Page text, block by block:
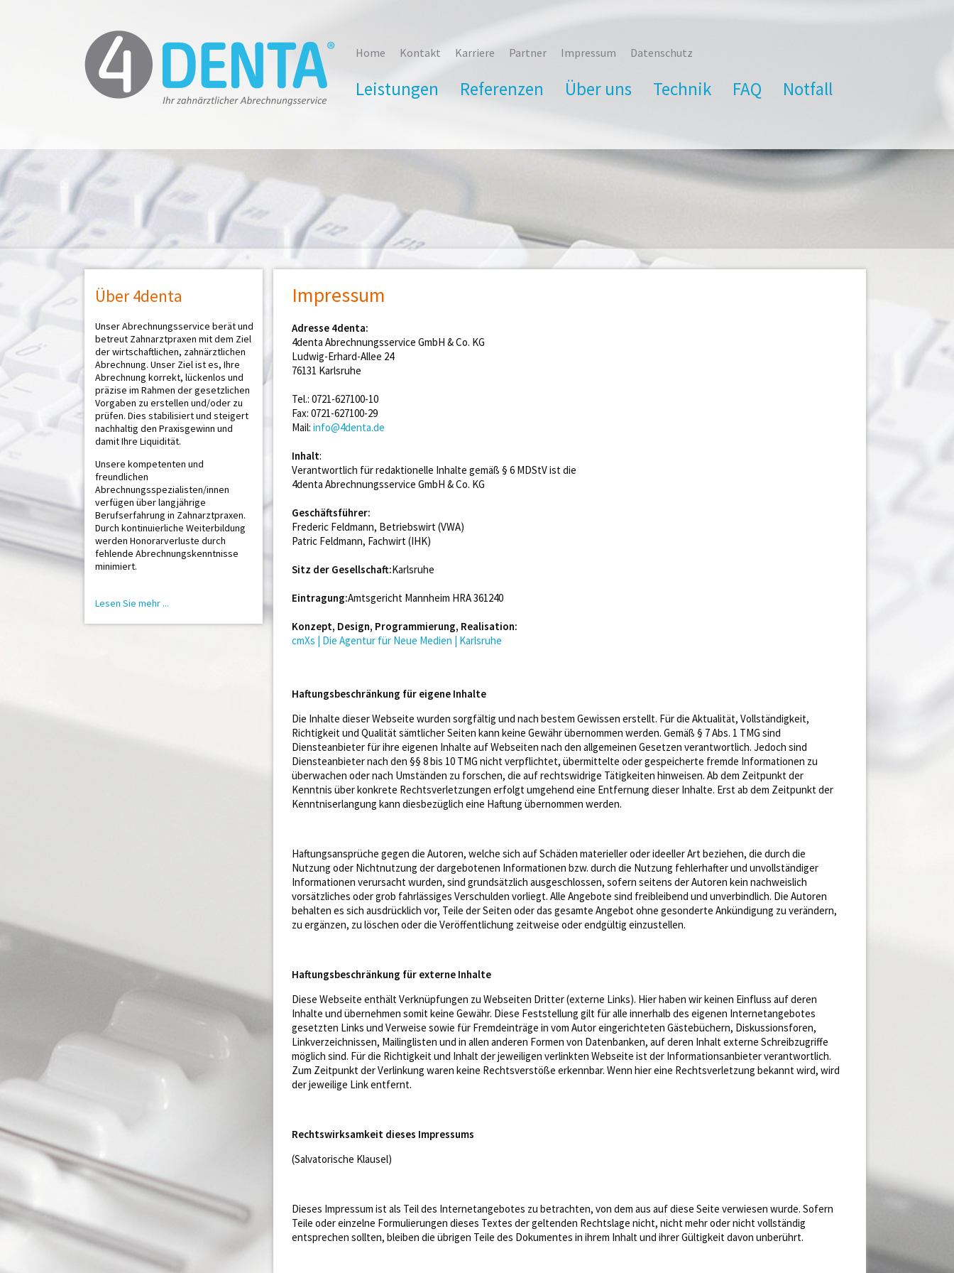
Home Kontakt Karriere Partner Impressum Datenschutz
Leistungen Referenzen Über uns Technik FAQ Notfall
Impressum
Adresse 4denta:
4denta Abrechnungsservice GmbH & Co. KG
Ludwig-Erhard-Allee 24
76131 Karlsruhe
Tel.: 0721-627100-10
Fax: 0721-627100-29
Mail: info@4denta.de
Inhalt:
Verantwortlich für redaktionelle Inhalte gemäß § 6 MDStV ist die
4denta Abrechnungsservice GmbH & Co. KG
Geschäftsführer:
Frederic Feldmann, Betriebswirt (VWA)
Patric Feldmann, Fachwirt (IHK)
Sitz der Gesellschaft:Karlsruhe
Eintragung:Amtsgericht Mannheim HRA 361240
Konzept, Design, Programmierung, Realisation:
cmXs | Die Agentur für Neue Medien | Karlsruhe
Haftungsbeschränkung für eigene Inhalte
Die Inhalte dieser Webseite wurden sorgfältig und nach bestem Gewissen erstellt. Für die Aktualität, Vollständigkeit,
Richtigkeit und Qualität sämtlicher Seiten kann keine Gewähr übernommen werden. Gemäß § 7 Abs. 1 TMG sind
Diensteanbieter für ihre eigenen Inhalte auf Webseiten nach den allgemeinen Gesetzen verantwortlich. Jedoch sind
Diensteanbieter nach den §§ 8 bis 10 TMG nicht verpflichtet, übermittelte oder gespeicherte fremde Informationen zu
überwachen oder nach Umständen zu forschen, die auf rechtswidrige Tätigkeiten hinweisen. Ab dem Zeitpunkt der
Kenntnis über konkrete Rechtsverletzungen erfolgt umgehend eine Entfernung dieser Inhalte. Erst ab dem Zeitpunkt der
Kenntniserlangung kann diesbezüglich eine Haftung übernommen werden.
Haftungsansprüche gegen die Autoren, welche sich auf Schäden materieller oder ideeller Art beziehen, die durch die
Nutzung oder Nichtnutzung der dargebotenen Informationen bzw. durch die Nutzung fehlerhafter und unvollständiger
Informationen verursacht wurden, sind grundsätzlich ausgeschlossen, sofern seitens der Autoren kein nachweislich
vorsätzliches oder grob fahrlässiges Verschulden vorliegt. Alle Angebote sind freibleibend und unverbindlich. Die Autoren
behalten es sich ausdrücklich vor, Teile der Seiten oder das gesamte Angebot ohne gesonderte Ankündigung zu verändern,
zu ergänzen, zu löschen oder die Veröffentlichung zeitweise oder endgültig einzustellen.
Haftungsbeschränkung für externe Inhalte
Diese Webseite enthält Verknüpfungen zu Webseiten Dritter (externe Links). Hier haben wir keinen Einfluss auf deren
Inhalte und übernehmen somit keine Gewähr. Diese Feststellung gilt für alle innerhalb des eigenen Internetangebotes
gesetzten Links und Verweise sowie für Fremdeinträge in vom Autor eingerichteten Gästebüchern, Diskussionsforen,
Linkverzeichnissen, Mailinglisten und in allen anderen Formen von Datenbanken, auf deren Inhalt externe Schreibzugriffe
möglich sind. Für die Richtigkeit und Inhalt der jeweiligen verlinkten Webseite ist der Informationsanbieter verantwortlich.
Zum Zeitpunkt der Verlinkung waren keine Rechtsverstöße erkennbar. Wenn hier eine Rechtsverletzung bekannt wird, wird
der jeweilige Link entfernt.
Rechtswirksamkeit dieses Impressums
(Salvatorische Klausel)
Dieses Impressum ist als Teil des Internetangebotes zu betrachten, von dem aus auf diese Seite verwiesen wurde. Sofern
Teile oder einzelne Formulierungen dieses Textes der geltenden Rechtslage nicht, nicht mehr oder nicht vollständig
entsprechen sollten, bleiben die übrigen Teile des Dokumentes in ihrem Inhalt und ihrer Gültigkeit davon unberührt.
Über 4denta
Unser Abrechnungsservice berät und
betreut Zahnarztpraxen mit dem Ziel
der wirtschaftlichen, zahnärztlichen
Abrechnung. Unser Ziel ist es, Ihre
Abrechnung korrekt, lückenlos und
präzise im Rahmen der gesetzlichen
Vorgaben zu erstellen und/oder zu
prüfen. Dies stabilisiert und steigert
nachhaltig den Praxisgewinn und
damit Ihre Liquidität.
Unsere kompetenten und
freundlichen
Abrechnungsspezialisten/innen
verfügen über langjährige
Berufserfahrung in Zahnarztpraxen.
Durch kontinuierliche Weiterbildung
werden Honorarverluste durch
fehlende Abrechnungskenntnisse
minimiert.
Lesen Sie mehr ...